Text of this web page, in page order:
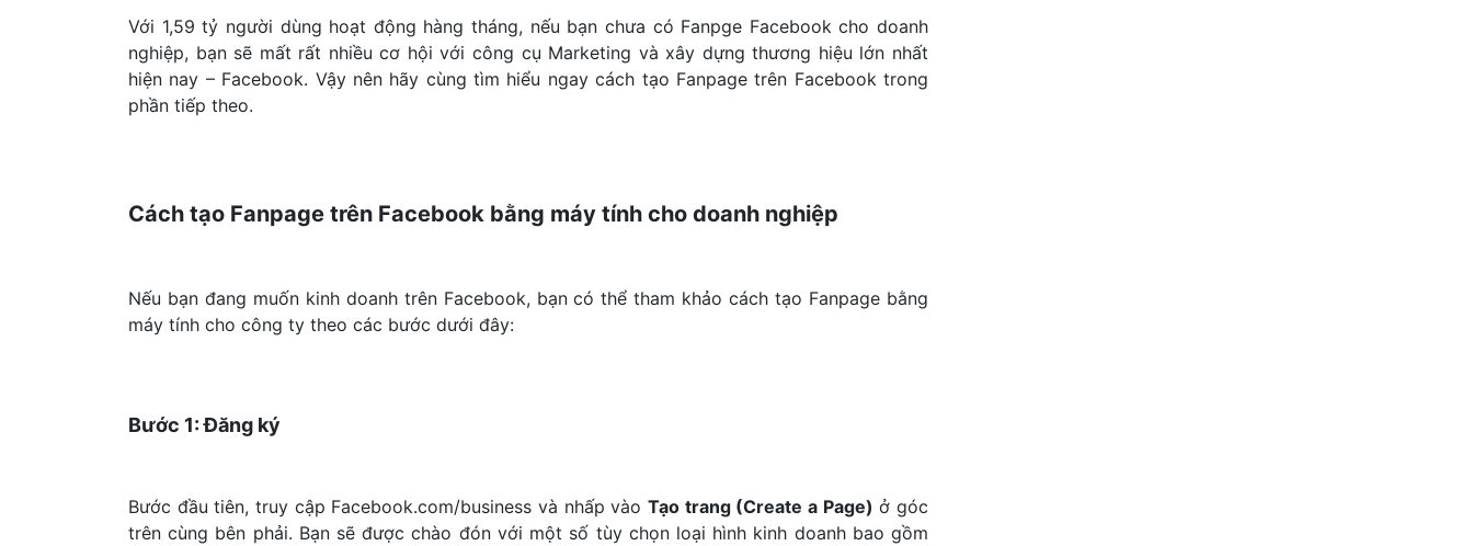
Với 1,59 tỷ người dùng hoạt động hàng tháng, nếu bạn chưa có Fanpge Facebook cho doanh
nghiệp, bạn sẽ mất rất nhiều cơ hội với công cụ Marketing và xây dựng thương hiệu lớn nhất
hiện nay – Facebook. Vậy nên hãy cùng tìm hiểu ngay cách tạo Fanpage trên Facebook trong
phần tiếp theo.
Cách tạo Fanpage trên Facebook bằng máy tính cho doanh nghiệp
Nếu bạn đang muốn kinh doanh trên Facebook, bạn có thể tham khảo cách tạo Fanpage bằng
máy tính cho công ty theo các bước dưới đây:
Bước 1: Đăng ký
Bước đầu tiên, truy cập Facebook.com/business và nhấp vào Tạo trang (Create a Page) ở góc
trên cùng bên phải. Bạn sẽ được chào đón với một số tùy chọn loại hình kinh doanh bao gồm